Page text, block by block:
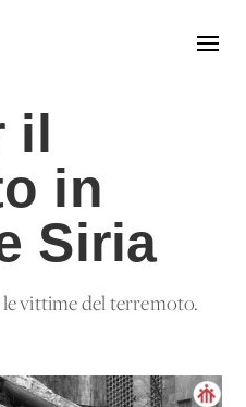
il
in
Siria
le vittime del terremoto.